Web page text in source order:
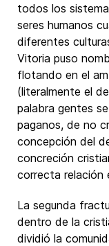
todos los
seres humanos
diferentes
Vitoria puso
flotando en el
(literalmente el
palabra gentes
paganos, de no
concepción del
concreción
correcta relación
La segunda
dentro de la
dividió la